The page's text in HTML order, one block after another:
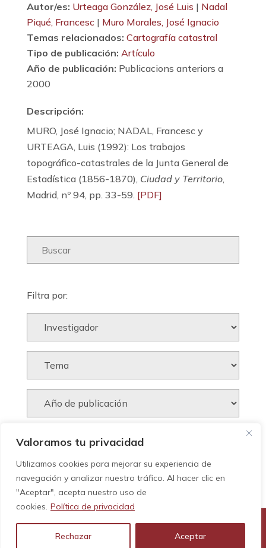
Valoramos tu privacidad
Utilizamos cookies para mejorar su experiencia de
navegación y analizar nuestro tráfico. Al hacer clic en
"Aceptar", acepta nuestro uso de
cookies. Política de privacidad
Rechazar Aceptar
Autor/es: Urteaga González, José Luis | Nadal
Piqué, Francesc | Muro Morales, José Ignacio
Temas relacionados: Cartografía catastral
Tipo de publicación: Artículo
Año de publicación: Publicacions anteriors a
2000
Descripción:
MURO, José Ignacio; NADAL, Francesc y
URTEAGA, Luis (1992): Los trabajos
topográfico-catastrales de la Junta General de
Estadística (1856-1870), Ciudad y Territorio,
Madrid, nº 94, pp. 33-59. [PDF]
Filtra por:
© GEHC - Tots els drets reservats